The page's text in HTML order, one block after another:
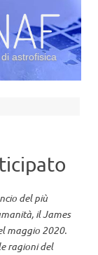
astrofisica
del più
il James
maggio 2020.
ragioni del